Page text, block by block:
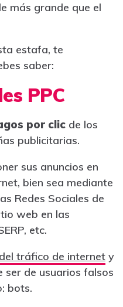
más grande que el
estafa, te
saber:
PPC
por clic de los
publicitarias.
sus anuncios en
bien sea mediante
Redes Sociales de
web en las
etc.
tráfico de internet y
ser de usuarios falsos
bots.